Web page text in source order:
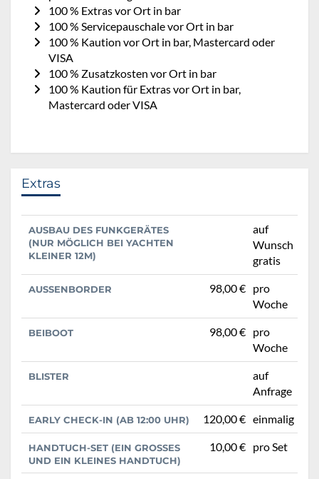
100 % Extras vor Ort in bar
100 % Servicepauschale vor Ort in bar
100 % Kaution vor Ort in bar, Mastercard oder
VISA
100 % Zusatzkosten vor Ort in bar
100 % Kaution für Extras vor Ort in bar,
Mastercard oder VISA
Extras
AUSBAU DES FUNKGERÄTES
(NUR MÖGLICH BEI YACHTEN
KLEINER 12M)
auf
Wunsch
gratis
AUSSENBORDER 98,00 € pro
Woche
BEIBOOT 98,00 € pro
Woche
BLISTER
auf
Anfrage
EARLY CHECK-IN (AB 12:00 UHR) 120,00 € einmalig
HANDTUCH-SET (EIN GROSSES U
ND EIN KLEINES HANDTUCH)
10,00 € pro Set